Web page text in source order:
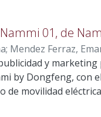
01, de
; Mendez Ferraz,
Praderio Hermida,
y marketing
by Dongfeng, con
de movilidad
14.442 fueron